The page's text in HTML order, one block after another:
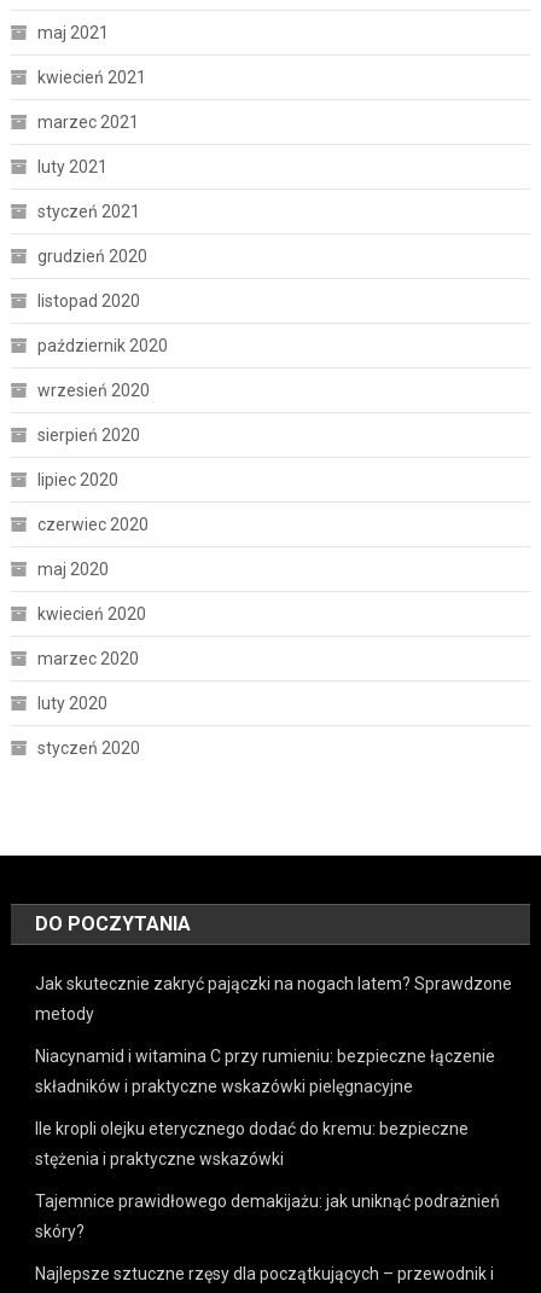
maj 2021
kwiecień 2021
marzec 2021
luty 2021
styczeń 2021
grudzień 2020
listopad 2020
październik 2020
wrzesień 2020
sierpień 2020
lipiec 2020
czerwiec 2020
maj 2020
kwiecień 2020
marzec 2020
luty 2020
styczeń 2020
DO POCZYTANIA
Jak skutecznie zakryć pajączki na nogach latem? Sprawdzone
metody
Niacynamid i witamina C przy rumieniu: bezpieczne łączenie
składników i praktyczne wskazówki pielęgnacyjne
Ile kropli olejku eterycznego dodać do kremu: bezpieczne
stężenia i praktyczne wskazówki
Tajemnice prawidłowego demakijażu: jak uniknąć podrażnień
skóry?
Najlepsze sztuczne rzęsy dla początkujących – przewodnik i